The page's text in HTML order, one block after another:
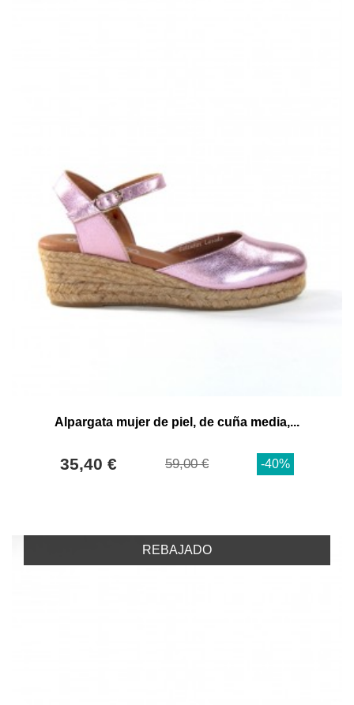
Alpargata mujer de piel, de cuña media,...
35,40 € 59,00 € -40%
REBAJADO